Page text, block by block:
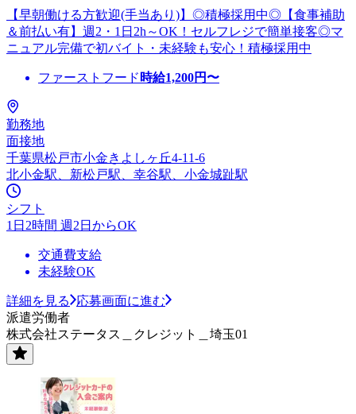
【早朝働ける方歓迎(手当あり)】◎積極採用中◎【食事補助
＆前払い有】週2・1日2h～OK！セルフレジで簡単接客◎マ
ニュアル完備で初バイト・未経験も安心！積極採用中
ファーストフード 時給1,200円〜
勤務地
面接地
千葉県松戸市小金きよしヶ丘4-11-6
北小金駅、新松戸駅、幸谷駅、小金城趾駅
シフト
1日2時間 週2日からOK
交通費支給
未経験OK
詳細を見る
応募画面に進む
派遣労働者
株式会社ステータス＿クレジット＿埼玉01